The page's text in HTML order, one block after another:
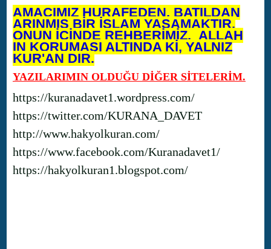
AMACIMIZ HURAFEDEN, BATILDAN
ARINMIŞ BİR İSLAM YAŞAMAKTIR.
ONUN İÇİNDE REHBERİMİZ, ALLAH
IN KORUMASI ALTINDA Kİ, YALNIZ
KUR'AN DIR.
YAZILARIMIN OLDUĞU DİĞER SİTELERİM.
https://kuranadavet1.wordpress.com/
https://twitter.com/KURANA_DAVET
http://www.hakyolkuran.com/
https://www.facebook.com/Kuranadavet1/
https://hakyolkuran1.blogspot.com/